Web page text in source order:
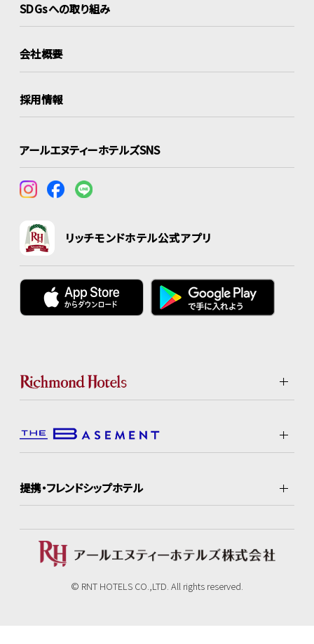
SDGsへの取り組み
会社概要
採用情報
アールエヌティーホテルズSNS
リッチモンドホテル公式アプリ
提携・フレンドシップホテル
© RNT HOTELS CO.,LTD. All rights reserved.